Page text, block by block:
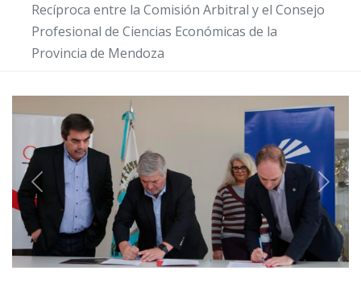
Recíproca entre la Comisión Arbitral y el Consejo
Profesional de Ciencias Económicas de la
Provincia de Mendoza
Previous Next